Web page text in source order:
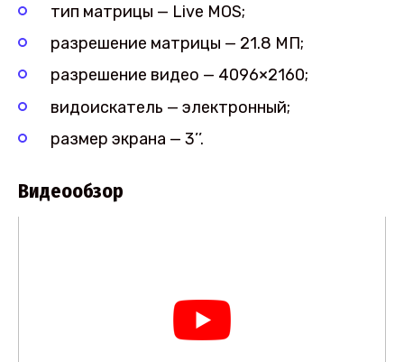
тип матрицы — Live MOS;
разрешение матрицы — 21.8 МП;
разрешение видео — 4096×2160;
видоискатель — электронный;
размер экрана — 3’’.
Видеообзор